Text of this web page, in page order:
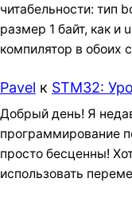
читабельности: тип
размер 1 байт, как и
компилятор в обоих
Pavel к STM32:
Добрый день! Я
программирование
просто бесценны!
использовать